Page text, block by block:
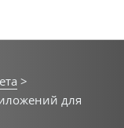
>
для